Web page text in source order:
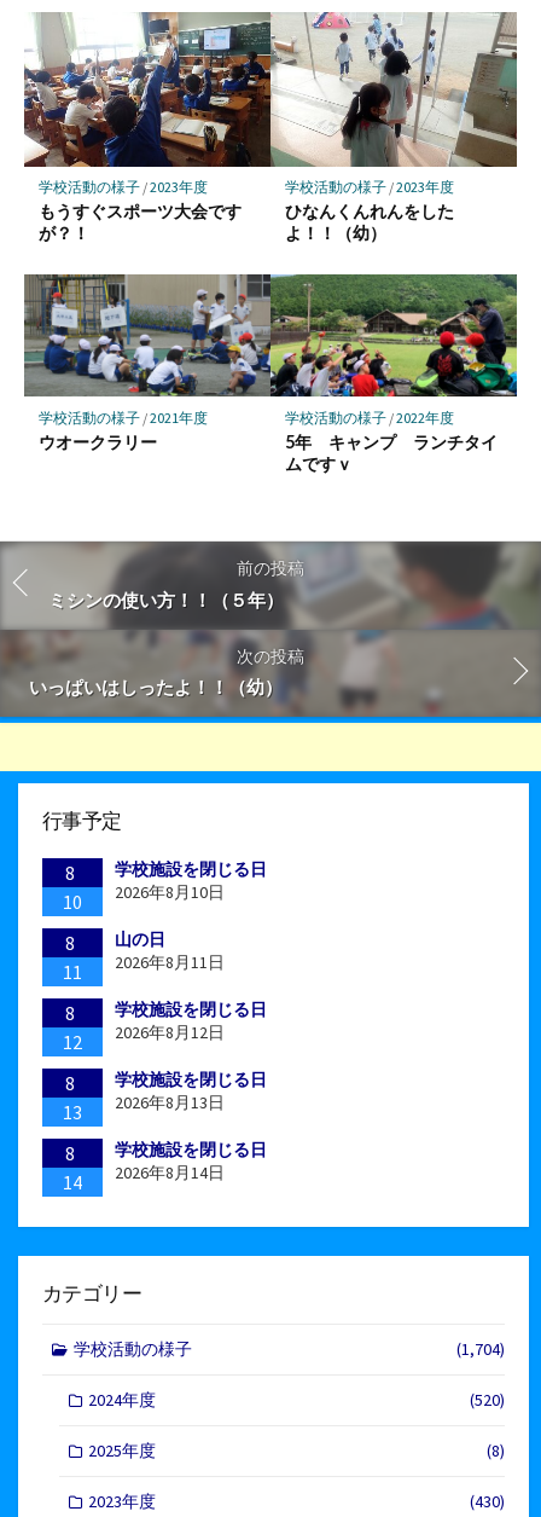
学校活動の様子/2023年度
もうすぐスポーツ大会です
が？！
学校活動の様子/2023年度
ひなんくんれんをした
よ！！（幼）
学校活動の様子/2021年度
ウオークラリー
学校活動の様子/2022年度
5年 キャンプ ランチタイ
ムですｖ
前の投稿
ミシンの使い方！！（５年）
次の投稿
いっぱいはしったよ！！（幼）
行事予定
8
10
学校施設を閉じる日
2026年8月10日
8
11
山の日
2026年8月11日
8
12
学校施設を閉じる日
2026年8月12日
8
13
学校施設を閉じる日
2026年8月13日
8
14
学校施設を閉じる日
2026年8月14日
カテゴリー
学校活動の様子 (1,704)
2024年度 (520)
2025年度 (8)
2023年度 (430)